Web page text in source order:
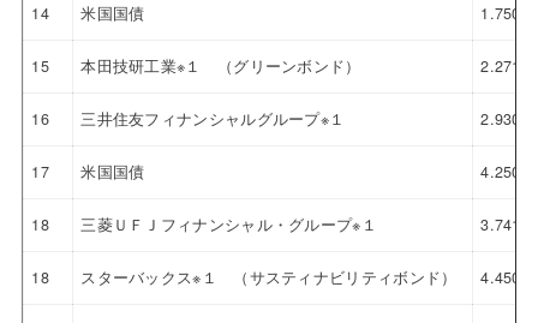
14 米国国債 1.750%
15 本田技研工業※１ （グリーンボンド） 2.271%
16 三井住友フィナンシャルグループ※１ 2.930%
17 米国国債 4.250%
18 三菱ＵＦＪフィナンシャル・グループ※１ 3.741%
18 スターバックス※１ （サスティナビリティボンド） 4.450%